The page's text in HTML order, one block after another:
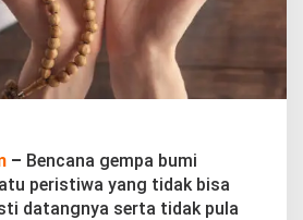
d
a
G
e
a
B
u
– Bencana gempa bumi
peristiwa yang tidak bisa
datangnya serta tidak pula